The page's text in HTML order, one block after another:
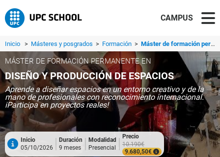
CAMPUS
Inicio > Másteres y posgrados > Formación > Máster de formación permanente en Diseño y Producción de Espacios
MÁSTER DE FORMACIÓN PERMANENTE EN
DISEÑO Y PRODUCCIÓN DE ESPACIOS
Aprende a diseñar espacios en un entorno creativo y de la
mano de profesionales con reconocimiento internacional.
iParticipa en proyectos reales!
Inicio
05/10/2026
Duración
9 meses
Modalidad
Presencial
Precio
10.190€
9.680,50€